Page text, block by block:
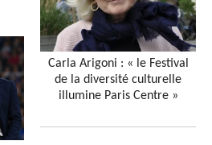
Carla Arigoni : « le Festival
de la diversité culturelle
illumine Paris Centre »